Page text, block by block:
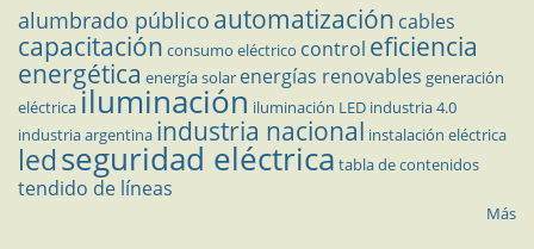
alumbrado público automatización cables
capacitación consumo eléctrico control eficiencia
energética energía solar energías renovables generación
eléctricailuminación iluminación LED industria 4.0
industria argentina industria nacional instalación eléctrica
ledseguridad eléctrica tabla de contenidos
tendido de líneas
Más